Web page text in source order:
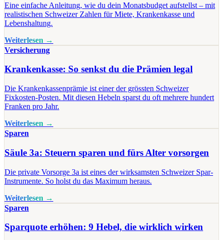
Eine einfache Anleitung, wie du dein Monatsbudget aufstellst – mit
realistischen Schweizer Zahlen für Miete, Krankenkasse und
Lebenshaltung.
Weiterlesen →
Versicherung
Krankenkasse: So senkst du die Prämien legal
Die Krankenkassenprämie ist einer der grössten Schweizer
Fixkosten-Posten. Mit diesen Hebeln sparst du oft mehrere hundert
Franken pro Jahr.
Weiterlesen →
Sparen
Säule 3a: Steuern sparen und fürs Alter vorsorgen
Die private Vorsorge 3a ist eines der wirksamsten Schweizer Spar-
Instrumente. So holst du das Maximum heraus.
Weiterlesen →
Sparen
Sparquote erhöhen: 9 Hebel, die wirklich wirken